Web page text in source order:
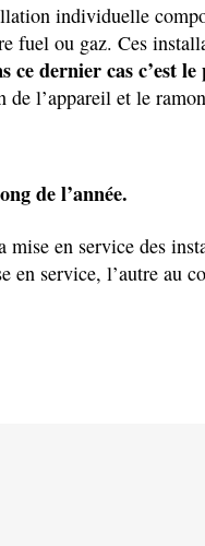
individuelle
fuel ou gaz. Ces
ce dernier cas c’estle
de l’appareil et le
de l’année.
mise en service des
en service, l’autre au